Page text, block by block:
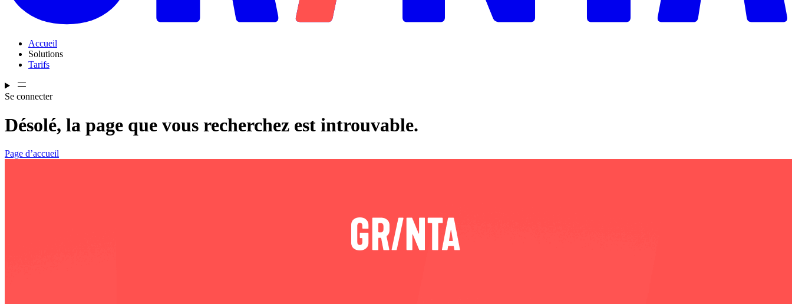
Accueil
Solutions
Tarifs
Se connecter
Désolé, la page que vous recherchez est introuvable.
Page d’accueil